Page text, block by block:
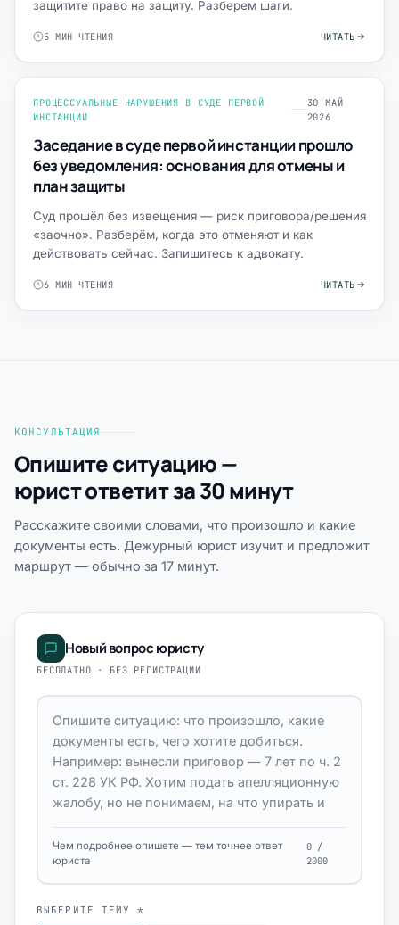
защитите право на защиту. Разберем шаги.
5 МИН ЧТЕНИЯ ЧИТАТЬ
ПРОЦЕССУАЛЬНЫЕ НАРУШЕНИЯ В СУДЕ ПЕРВОЙ
ИНСТАНЦИИ
30 МАЙ
2026
Заседание в суде первой инстанции прошло
без уведомления: основания для отмены и
план защиты
Суд прошёл без извещения — риск приговора/решения
«заочно». Разберём, когда это отменяют и как
действовать сейчас. Запишитесь к адвокату.
6 МИН ЧТЕНИЯ ЧИТАТЬ
КОНСУЛЬТАЦИЯ
Опишите ситуацию —
юрист ответит за 30 минут
Расскажите своими словами, что произошло и какие
документы есть. Дежурный юрист изучит и предложит
маршрут — обычно за 17 минут.
Новый вопрос юристу
БЕСПЛАТНО · БЕЗ РЕГИСТРАЦИИ
Чем подробнее опишете — тем точнее ответ
юриста
0 /
2000
ВЫБЕРИТЕ ТЕМУ *